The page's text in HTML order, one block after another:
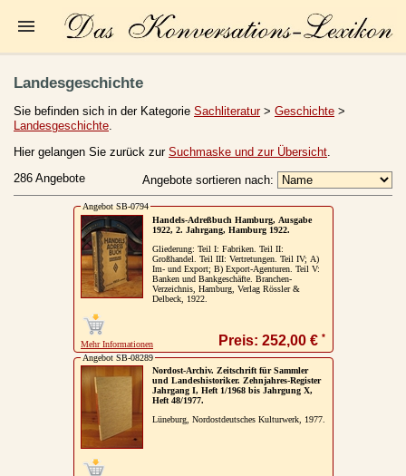
Kleine Kulturgeschichte
Die Meyer Auflagen
Zu den Angeboten
Widerrufsbelehrung
Geschäftsbedingungen
Datenschutzerklärung
Impressum / Kontakt
Vertrag widerrufen
Landesgeschichte
Sie befinden sich in der Kategorie Sachliteratur> Geschichte >
Landesgeschichte.
Hier gelangen Sie zurück zur Suchmaske und zur Übersicht.
286 Angebote
Angebote sortieren nach:
Angebot SB-0794
Handels-Adreßbuch Hamburg, Ausgabe
1922, 2. Jahrgang, Hamburg 1922.
Gliederung: Teil I: Fabriken. Teil II:
Großhandel. Teil III: Vertretungen. Teil IV; A)
Im- und Export; B) Export-Agenturen. Teil V:
Banken und Bankgeschäfte. Branchen-
Verzeichnis, Hamburg, Verlag Rössler &
Delbeck, 1922.
Mehr Informationen Preis: 252,00 € *
Angebot SB-08289
Nordost-Archiv. Zeitschrift für Sammler
und Landeshistoriker. Zehnjahres-Register
Jahrgang I, Heft 1/1968 bis Jahrgung X,
Heft 48/1977.
Lüneburg, Nordostdeutsches Kulturwerk, 1977.